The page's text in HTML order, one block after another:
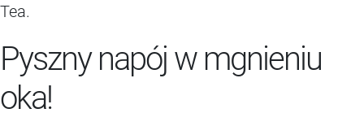
Tea.
Pyszny napój w mgnieniu
oka!